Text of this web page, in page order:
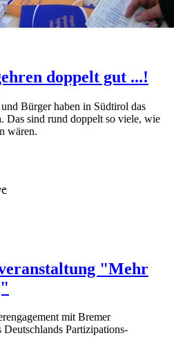
doppelt gut ...!
Bürger haben in Südtirol das
Das sind rund doppelt so viele, wie
wären.
"Mehr
mit Bremer
Partizipations-